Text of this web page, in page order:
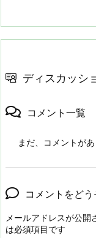
ディスカッシ
コメント一覧
まだ、コメントが
コメントをどう
メールアドレスが公開
は必須項目です